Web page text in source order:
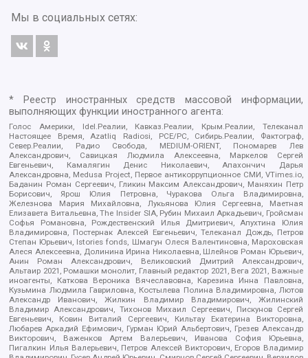
Мы в социальных сетях:
* Реестр иностранных средств массовой информации,
выполняющих функции иностранного агента:
Голос Америки, Idel.Реалии, Кавказ.Реалии, Крым.Реалии, Телеканал
Настоящее Время, Azatliq Radiosi, PCE/PC, Сибирь.Реалии, Фактограф,
Север.Реалии, Радио Свобода, MEDIUM-ORIENT, Пономарев Лев
Александрович, Савицкая Людмила Алексеевна, Маркелов Сергей
Евгеньевич, Камалягин Денис Николаевич, Апахончич Дарья
Александровна, Medusa Project, Первое антикоррупционное СМИ, VTimes.io,
Баданин Роман Сергеевич, Гликин Максим Александрович, Маняхин Петр
Борисович, Ярош Юлия Петровна, Чуракова Ольга Владимировна,
Железнова Мария Михайловна, Лукьянова Юлия Сергеевна, Маетная
Елизавета Витальевна, The Insider SIA, Рубин Михаил Аркадьевич, Гройсман
Софья Романовна, Рождественский Илья Дмитриевич, Апухтина Юлия
Владимировна, Постернак Алексей Евгеньевич, Телеканал Дождь, Петров
Степан Юрьевич, Istories fonds, Шмагун Олеся Валентиновна, Мароховская
Алеся Алексеевна, Долинина Ирина Николаевна, Шлейнов Роман Юрьевич,
Анин Роман Александрович, Великовский Дмитрий Александрович,
Альтаир 2021, Ромашки монолит, Главный редактор 2021, Вега 2021, Важные
иноагенты, Каткова Вероника Вячеславовна, Карезина Инна Павловна,
Кузьмина Людмила Гавриловна, Костылева Полина Владимировна, Лютов
Александр Иванович, Жилкин Владимир Владимирович, Жилинский
Владимир Александрович, Тихонов Михаил Сергеевич, Пискунов Сергей
Евгеньевич, Ковин Виталий Сергеевич, Кильтау Екатерина Викторовна,
Любарев Аркадий Ефимович, Гурман Юрий Альбертович, Грезев Александр
Викторович, Важенков Артем Валерьевич, Иванова София Юрьевна,
Пигалкин Илья Валерьевич, Петров Алексей Викторович, Егоров Владимир